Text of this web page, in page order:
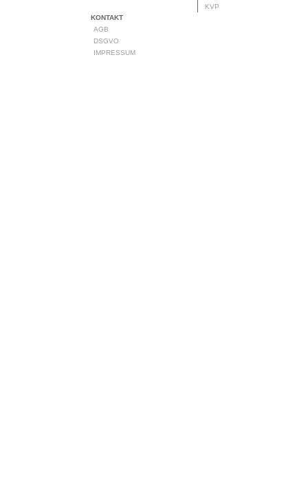
KVP
KONTAKT
AGB
DSGVO
IMPRESSUM